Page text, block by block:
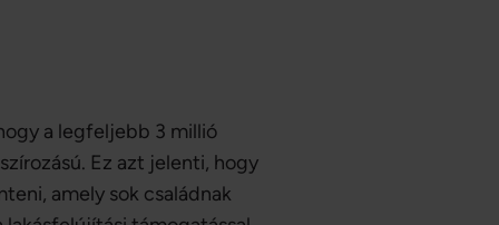
a legfeljebb 3 millió
Ez azt jelenti, hogy
amely sok családnak